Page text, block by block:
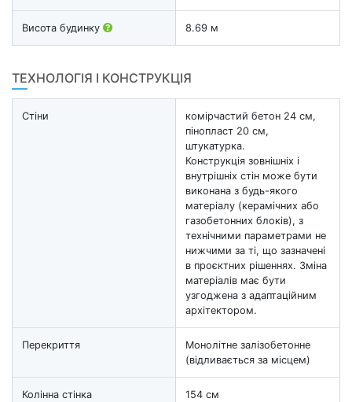
Висота будинку 8.69 м
ТЕХНОЛОГІЯ І КОНСТРУКЦІЯ
Стіни
комірчастий бетон 24 см,
пінопласт 20 см,
штукатурка.
Конструкція зовнішніх і
внутрішніх стін може бути
виконана з будь-якого
матеріалу (керамічних або
газобетонних блоків), з
технічними параметрами не
нижчими за ті, що зазначені
в проєктних рішеннях. Зміна
матеріалів має бути
узгоджена з адаптаційним
архітектором.
Перекриття
Монолітне залізобетонне
(відливається за місцем)
Колінна стінка 154 см